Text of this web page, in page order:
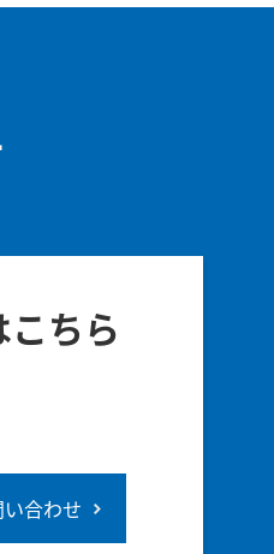
ちら
合わせ